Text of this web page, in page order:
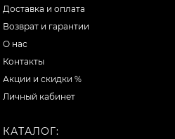
Доставка и оплата
Возврат и гарантии
О нас
Контакты
Акции и скидки %
Личный кабинет
КАТАЛОГ: